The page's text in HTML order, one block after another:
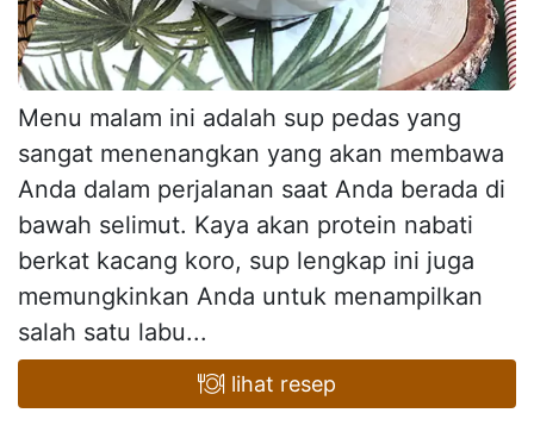
Menu malam ini adalah sup pedas yang
sangat menenangkan yang akan membawa
Anda dalam perjalanan saat Anda berada di
bawah selimut. Kaya akan protein nabati
berkat kacang koro, sup lengkap ini juga
memungkinkan Anda untuk menampilkan
salah satu labu...
lihat resep